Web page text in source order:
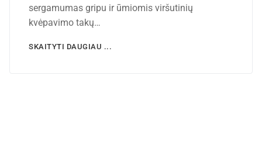
sergamumas gripu ir ūmiomis viršutinių
kvėpavimo takų…
SKAITYTI DAUGIAU ...